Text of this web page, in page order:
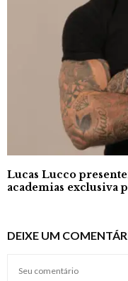
Lucas Lucco
academias exclusiva
DEIXE UM